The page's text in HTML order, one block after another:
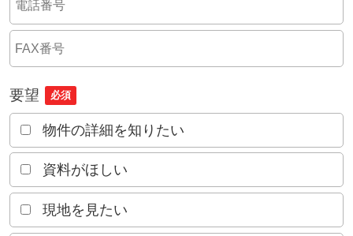
要望 必須
物件の詳細を知りたい
資料がほしい
現地を見たい